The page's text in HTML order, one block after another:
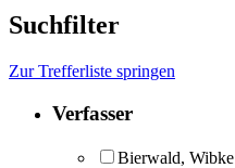
Suchfilter
Zur Trefferliste springen
Verfasser
Bierwald, Wibke